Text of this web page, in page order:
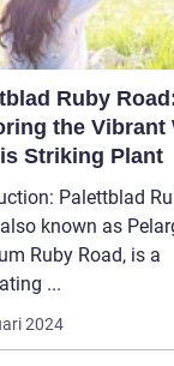
Ruby
the Vibrant
Striking Plant
Palettblad
known as
Ruby Road, is a
...
2024